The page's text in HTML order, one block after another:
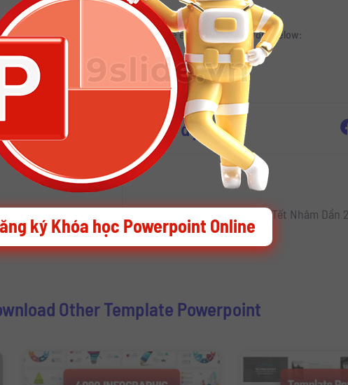
password protected. To view it please enter your password below:
Password:
nhiều Slide Powerpoint đẹp
Other Template Powerpoint
ký Khóa học Powerpoint Online